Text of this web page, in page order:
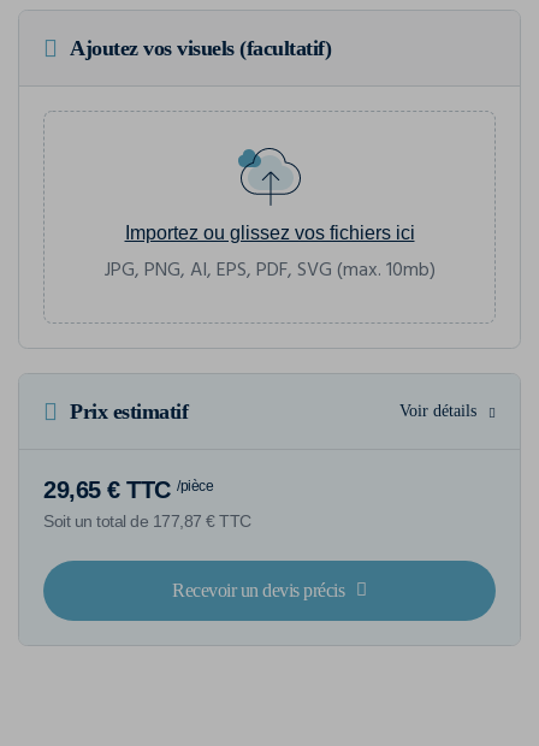
Ajoutez vos visuels (facultatif)
Importez ou glissez vos fichiers ici
JPG, PNG, AI, EPS, PDF, SVG (max. 10mb)
Prix estimatif Voir détails
29,65 € TTC /pièce
Soit un total de 177,87 € TTC
Recevoir un devis précis